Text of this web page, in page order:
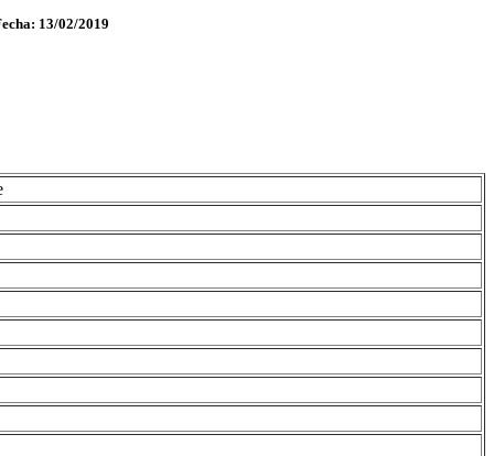
13/02/2019